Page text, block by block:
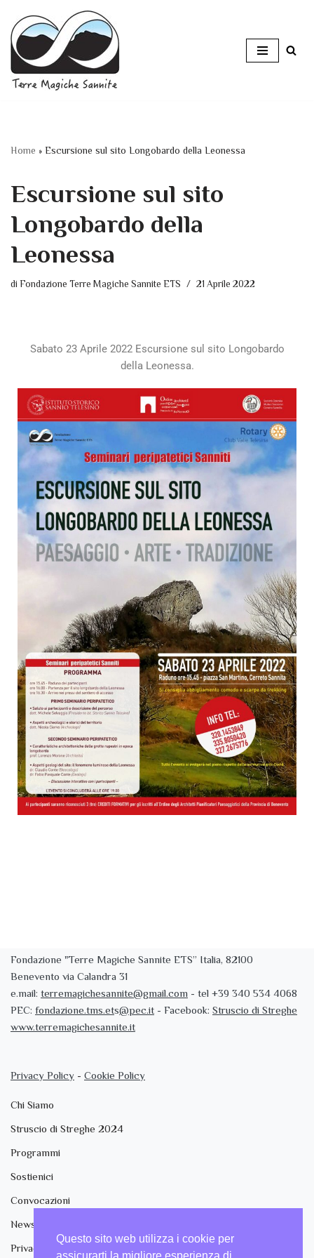
Vai
al
contenuto
Home » Escursione sul sito Longobardo della Leonessa
Escursione sul sito
Longobardo della
Leonessa
di Fondazione Terre Magiche Sannite ETS 21 Aprile 2022
Sabato 23 Aprile 2022 Escursione sul sito Longobardo
della Leonessa.
Fondazione "Terre Magiche Sannite ETS” Italia, 82100
Benevento via Calandra 31
e.mail: terremagichesannite@gmail.com - tel +39 340 534 4068
PEC: fondazione.tms.ets@pec.it - Facebook: Struscio di Streghe
www.terremagichesannite.it
Privacy Policy - Cookie Policy
Chi Siamo
Struscio di Streghe 2024
Programmi
Sostienici
Convocazioni
News & Approfondimenti
Privacy/Cookie policy eng
Questo sito web utilizza i cookie per